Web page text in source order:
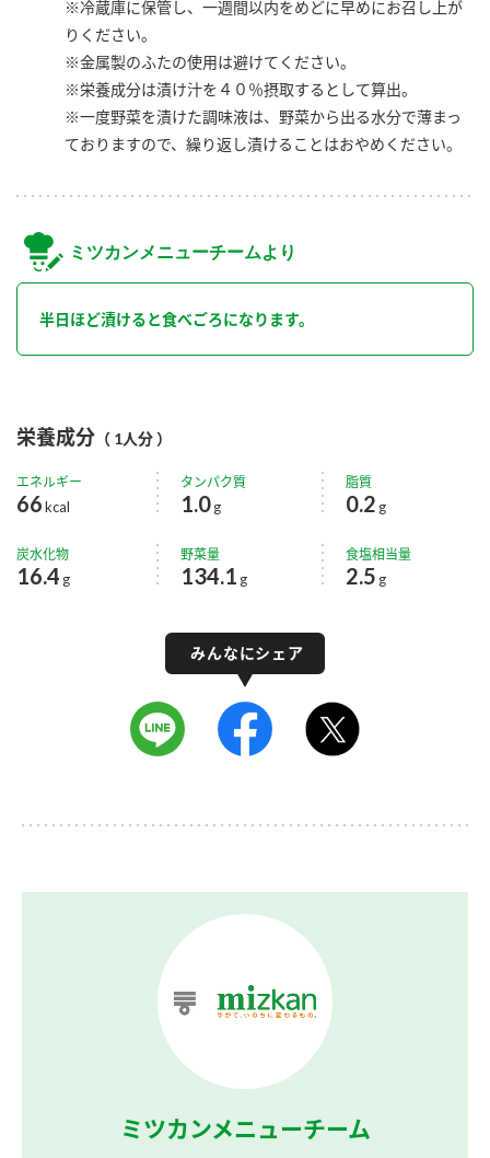
※冷蔵庫に保管し、一週間以内をめどに早めにお召し上が
りください。
※金属製のふたの使用は避けてください。
※栄養成分は漬け汁を４０％摂取するとして算出。
※一度野菜を漬けた調味液は、野菜から出る水分で薄まっ
ておりますので、繰り返し漬けることはおやめください。
ミツカンメニューチームより
半日ほど漬けると食べごろになります。
栄養成分 （ 1人分 ）
エネルギー
66kcal
タンパク質
1.0g
脂質
0.2 g
炭水化物
16.4 g
野菜量
134.1 g
食塩相当量
2.5 g
ミツカンメニューチーム